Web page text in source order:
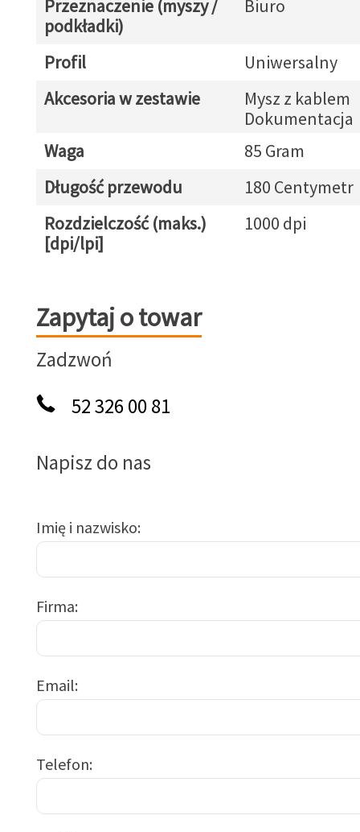
Przeznaczenie (myszy /
podkładki)
Biuro
Profil
Uniwersalny
Akcesoria w zestawie
Mysz z kablem
Dokumentacja
Waga
85 Gram
Długość przewodu
180 Centymetr
Rozdzielczość (maks.)
[dpi/lpi]
1000 dpi
Zapytaj o towar
Zapytaj o towar
Zadzwoń
52 326 00 81
Napisz do nas
Imię i nazwisko
Firma
Email
Telefon